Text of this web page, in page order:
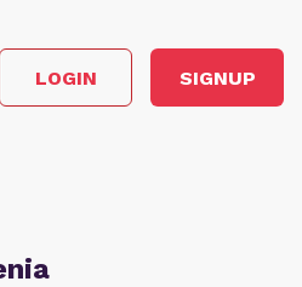
LOGIN SIGNUP